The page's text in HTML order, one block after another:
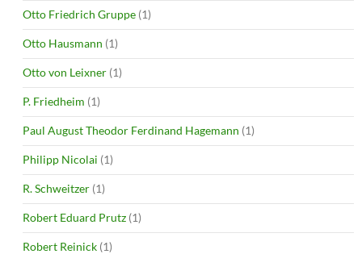
Otto Friedrich Gruppe (1)
Otto Hausmann (1)
Otto von Leixner (1)
P. Friedheim (1)
Paul August Theodor Ferdinand Hagemann (1)
Philipp Nicolai (1)
R. Schweitzer (1)
Robert Eduard Prutz (1)
Robert Reinick (1)